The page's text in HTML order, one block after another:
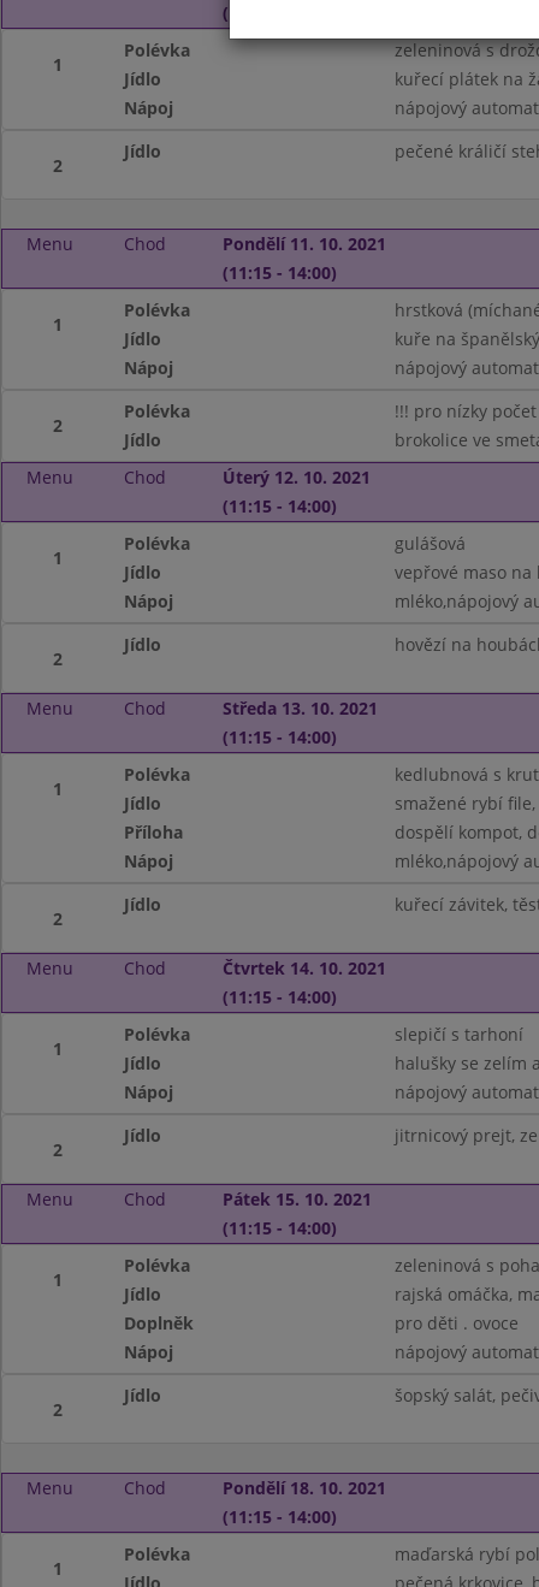
(11:15 - 14:00)
1
Polévka
zeleninová s
Jídlo
kuřecí plátek na
Nápoj
nápojový automat
2
Jídlo pečené králičí
Menu Chod
Pondělí 11. 10. 2021
(11:15 - 14:00)
1
Polévka
hrstková
Jídlo
kuře na
Nápoj
nápojový
2
Polévka
!!! pro nízky
Jídlo
brokolice ve
Menu
Chod
Úterý 12. 10. 2021
(11:15 - 14:00)
1
Polévka
gulášová
Jídlo
vepřové maso na
Nápoj
mléko,nápojový
2
Jídlo hovězí na
Menu Chod
Středa 13. 10. 2021
(11:15 - 14:00)
1
Polévka
kedlubnová s
Jídlo
smažené rybí
Příloha
dospělí kompot,
Nápoj
mléko,nápojový
2
Jídlo kuřecí závitek,
Menu Chod
Čtvrtek 14. 10. 2021
(11:15 - 14:00)
1
Polévka
slepičí s tarhoní
Jídlo
halušky se zelím
Nápoj
nápojový
2
Jídlo jitrnicový prejt,
Menu Chod
Pátek 15. 10. 2021
(11:15 - 14:00)
1
Polévka
zeleninová s
Jídlo
rajská omáčka,
Doplněk
pro děti . ovoce
Nápoj
nápojový
2
Jídlo šopský salát,
Menu Chod
Pondělí 18. 10. 2021
(11:15 - 14:00)
1
Polévka
maďarská rybí